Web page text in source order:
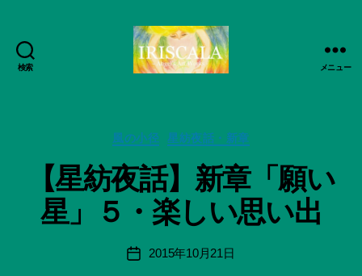
検索
日
記
録・
品
メニュー
カ
ー
風の小径 星紡夜話・新章
【星紡夜話】新章「願い
星」５・楽しい思い出
投
稿
智
日
月
＊
投
2015年10月21日